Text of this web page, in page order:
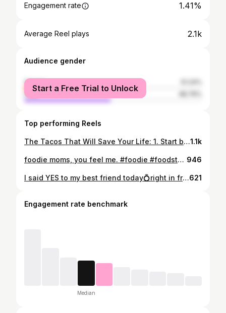
Engagement rate 1.41%
Average Reel plays 2.1k
Audience gender
female
male
Start a Free Trial to Unlock
Top performing Reels
The Tacos That Will Save Your Life: 1. Start by seasoning your salmon. Dab it down with a paper towel, drizzle with 1 tsp olive oil. Season with a pinch of salt, pepper, 1 tsp paprika, 1 tsp garlic powder, 1 tsp chipotle powder, & about 1/2 tbsp chili lime seasoning. Rub it in well. Pop it in the oven or air fryer at 400F for 11-12 mins. Remove and flake with a fork. 2 To make the slaw, finely shred 3 cups of purple cabbage. Add to a bowl some shredded carrot, and a handful of chopped fresh cilantro. Dress with olive oil and ACV. 3. Time to make-a the sauce🤌: In a mason jar add 3 tbsp mayo, 4 tablespoons thick greek yogurt, the juice of 1 large lime, salt, pepper & 1/2 tsp chipotle powder. Shake it up, taste, then pour half of the sauce over the slaw. Reserve it for the tacos. 4. Make a simple guac by mashing together 2 large avocados, 1 finely minced garlic clove, the juice of half a lime, and a generous pinch of salt/pepper. Mix well, taste, and adjust. 5. Finally, char your favorite tortillas. I used ancient grains here. 6. Then assemble your tacos up. I started with the special sauce, topped with a tablespoon or so of guac, a tablespoon or so of salmon, some ‘slaw, and topped with fresh cilantro. 7. Enjoy because it’s gonna be good🤌 #taconight #letstacoboutit #ilovefood #foodstagram #ilovecooking1.1k
foodie moms, you feel me. #foodie #foodstagram #foodhumor #momstagram #momisgoingcrazyhere 946
I said YES to my best friend today💍right in front of our little Charli girl💗621
Engagement rate benchmark
Median